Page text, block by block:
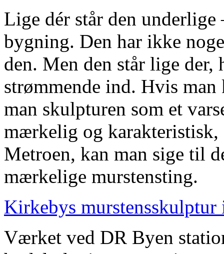
Lige dér står den
bygning. Den har ikke
den. Men den står lige der,
strømmende ind. Hvis
man skulpturen som et
mærkelig og karakteristisk,
Metroen, kan man sige til
mærkelige murstensting.
Kirkebys
Værket ved DR Byen